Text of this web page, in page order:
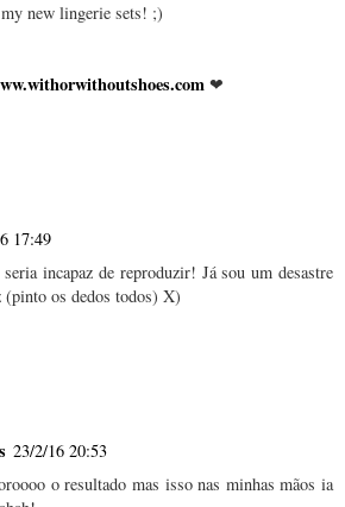
new lingerie sets! ;)
❤
17:49
incapaz de reproduzir! Já sou um desastre
(pinto os dedos todos) X)
23/2/16 20:53
o resultado mas isso nas minhas mãos ia